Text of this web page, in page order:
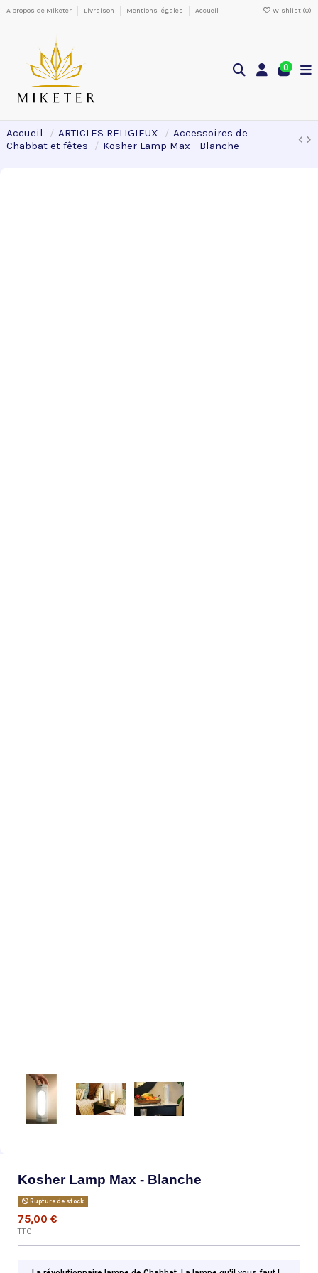
A propos de Miketer Livraison Mentions légales Accueil Wishlist (0)
0
Accueil ARTICLES RELIGIEUX
Accessoires de
Chabbat et fêtes
Kosher Lamp Max - Blanche
Kosher Lamp Max - Blanche
Rupture de stock
75,00 €
TTC